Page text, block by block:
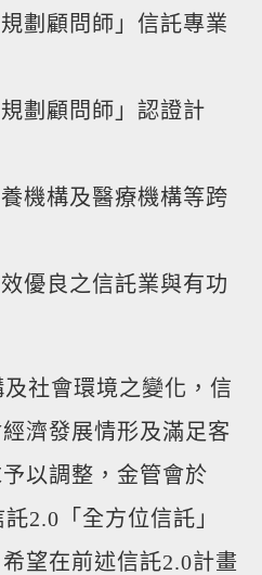
劃顧問師」信託專業
劃顧問師」認證計
機構及醫療機構等跨
優良之信託業與有功
社會環境之變化，信
濟發展情形及滿足客
以調整，金管會於
2.0「全方位信託」
望在前述信託2.0計畫